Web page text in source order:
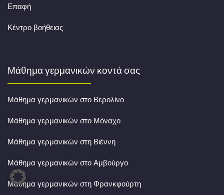
Επαφή
Κέντρο βοήθειας
Μάθημα γερμανικών κοντά σας
Μάθημα γερμανικών στο Βερολίνο
Μάθημα γερμανικών στο Μόναχο
Μάθημα γερμανικών στη Βιέννη
Μάθημα γερμανικών στο Αμβούργο
Μάθημα γερμανικών στη Φρανκφούρτη